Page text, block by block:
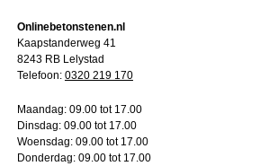
Onlinebetonstenen.nl
Kaapstanderweg 41
8243 RB Lelystad
Telefoon: 0320 219 170
Maandag:09.00 tot 17.00
Dinsdag:09.00 tot 17.00
Woensdag:09.00 tot 17.00
Donderdag:09.00 tot 17.00